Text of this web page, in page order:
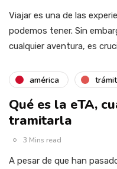
Viajar es una de las
podemos tener. Sin
cualquier aventura, es
américa
Qué es la eTA,
tramitarla
3 Mins read
A pesar de que han